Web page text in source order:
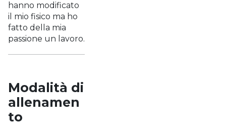
hanno modificato
il mio fisico ma ho
fatto della mia
passione un lavoro.
Modalità di
allenamen
to